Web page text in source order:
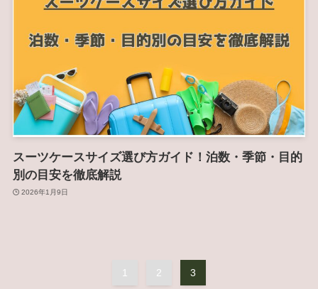
スーツケースサイズ選び方ガイド！泊数・季節・目的
別の目安を徹底解説
2026年1月9日
1 2 3